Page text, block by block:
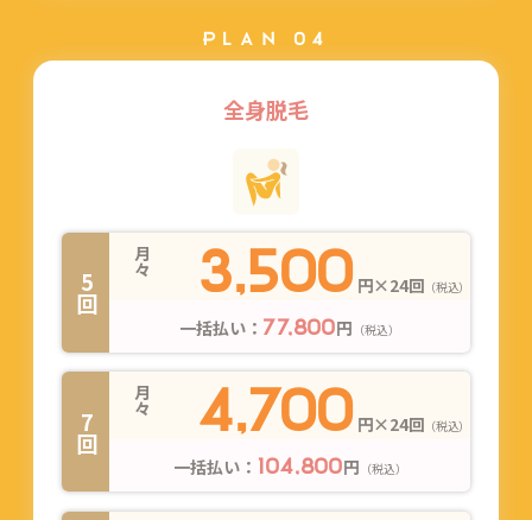
PLAN 04
全身脱毛
5回
月々 3,500 円×24回 （税込）
一括払い： 77,800円 （税込）
7回
月々 4,700 円×24回 （税込）
一括払い： 104,800円 （税込）